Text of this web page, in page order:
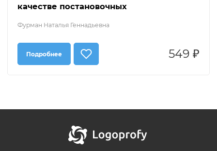
качестве постановочных
Фурман Наталья Геннадьевна
Подробнее 549 ₽